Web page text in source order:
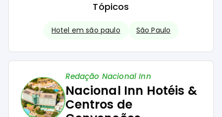
Tópicos
Hotel em são paulo São Paulo
Redação Nacional Inn
Nacional Inn Hotéis &
Centros de